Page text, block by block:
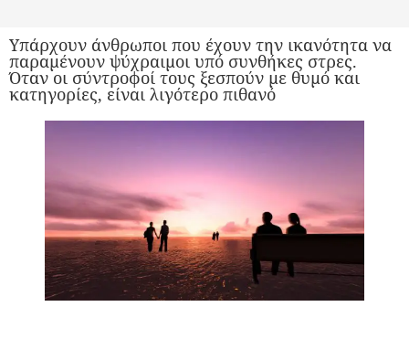
Υπάρχουν άνθρωποι που έχουν την ικανότητα να
παραμένουν ψύχραιμοι υπό συνθήκες στρες.
Όταν οι σύντροφοί τους ξεσπούν με θυμό και
κατηγορίες, είναι λιγότερο πιθανό